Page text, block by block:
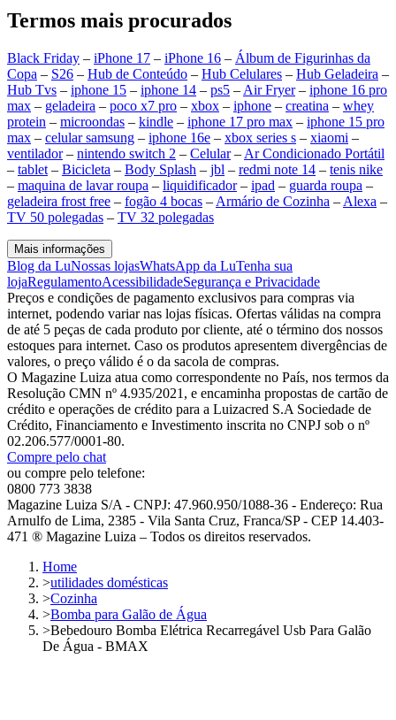
Termos mais procurados
Black Friday – iPhone 17 – iPhone 16 – Álbum de Figurinhas da
Copa – S26 – Hub de Conteúdo – Hub Celulares – Hub Geladeira –
Hub Tvs – iphone 15 – iphone 14 – ps5 – Air Fryer– iphone 16 pro
max – geladeira – poco x7 pro – xbox – iphone – creatina – whey
protein – microondas – kindle – iphone 17 pro max – iphone 15 pro
max – celular samsung – iphone 16e – xbox series s – xiaomi –
ventilador– nintendo switch 2 – Celular– Ar Condicionado Portátil
– tablet – Bicicleta – Body Splash – jbl – redmi note 14 – tenis nike
– maquina de lavar roupa – liquidificador– ipad – guarda roupa –
geladeira frost free – fogão 4 bocas – Armário de Cozinha – Alexa –
TV 50 polegadas – TV 32 polegadas
Mais informações
Blog da LuNossas lojasWhatsApp da LuTenha sua
lojaRegulamentoAcessibilidadeSegurança e Privacidade
Preços e condições de pagamento exclusivos para compras via
internet, podendo variar nas lojas físicas. Ofertas válidas na compra
de até 5 peças de cada produto por cliente, até o término dos nossos
estoques para internet. Caso os produtos apresentem divergências de
valores, o preço válido é o da sacola de compras.
O Magazine Luiza atua como correspondente no País, nos termos da
Resolução CMN nº 4.935/2021, e encaminha propostas de cartão de
crédito e operações de crédito para a Luizacred S.A Sociedade de
Crédito, Financiamento e Investimento inscrita no CNPJ sob o nº
02.206.577/0001-80.
Compre pelo chat
ou compre pelo telefone:
0800 773 3838
Magazine Luiza S/A - CNPJ: 47.960.950/1088-36 - Endereço: Rua
Arnulfo de Lima, 2385 - Vila Santa Cruz, Franca/SP - CEP 14.403-
471 ® Magazine Luiza – Todos os direitos reservados.
Home
>utilidades domésticas
>Cozinha
>Bomba para Galão de Água
>Bebedouro Bomba Elétrica Recarregável Usb Para Galão
De Água - BMAX